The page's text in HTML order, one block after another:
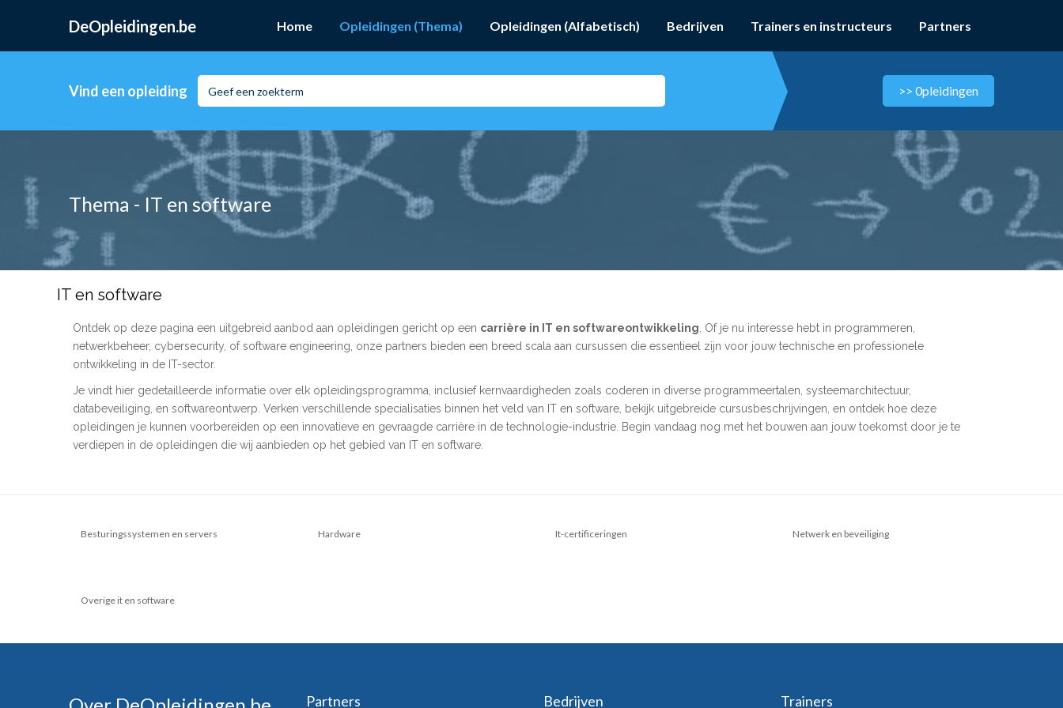
DeOpleidingen.be Home Opleidingen (Thema) Opleidingen (Alfabetisch) Bedrijven Trainers en instructeurs Partners
Vind een opleiding
Thema - IT en software
IT en software
Ontdek op deze pagina een uitgebreid aanbod aan opleidingen gericht op een carrière in IT en softwareontwikkeling . Of je nu interesse hebt in programmeren,
netwerkbeheer, cybersecurity, of software engineering, onze partners bieden een breed scala aan cursussen die essentieel zijn voor jouw technische en professionele
ontwikkeling in de IT-sector.
Je vindt hier gedetailleerde informatie over elk opleidingsprogramma, inclusief kernvaardigheden zoals coderen in diverse programmeertalen, systeemarchitectuur,
databeveiliging, en softwareontwerp. Verken verschillende specialisaties binnen het veld van IT en software, bekijk uitgebreide cursusbeschrijvingen, en ontdek hoe deze
opleidingen je kunnen voorbereiden op een innovatieve en gevraagde carrière in de technologie-industrie. Begin vandaag nog met het bouwen aan jouw toekomst door je te
verdiepen in de opleidingen die wij aanbieden op het gebied van IT en software.
Besturingssystemen en servers Hardware It-certificeringen Netwerk en beveiliging
Overige it en software
Partners Bedrijven Trainers